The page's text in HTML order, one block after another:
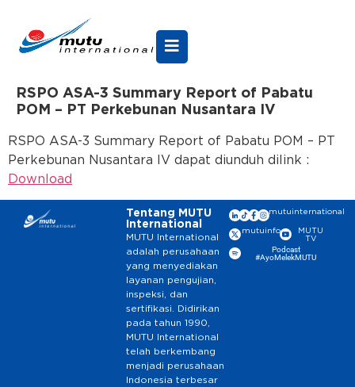
RSPO ASA-3 Summary Report of Pabatu
POM – PT Perkebunan Nusantara IV
RSPO ASA-3 Summary Report of Pabatu POM – PT
Perkebunan Nusantara IV dapat diunduh dilink :
Download
Tentang MUTU
International
MUTU International
adalah perusahaan
yang menyediakan
layanan pengujian,
inspeksi, dan
sertifikasi. Didirikan
pada tahun 1990,
MUTU International
telah berkembang
menjadi perusahaan
Indonesia terbesar
mutuinternational
mutuinfo
MUTU
TV
Podcast
#AyoMelekMUTU